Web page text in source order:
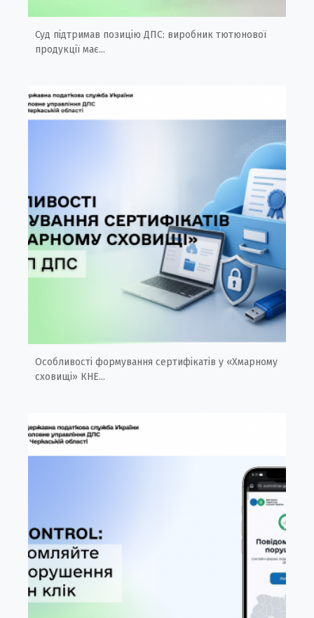
Суд підтримав позицію ДПС: виробник тютюнової
продукції має...
Особливості формування сертифікатів у «Хмарному
сховищі» КНЕ...